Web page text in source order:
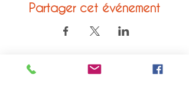
Partager cet événement